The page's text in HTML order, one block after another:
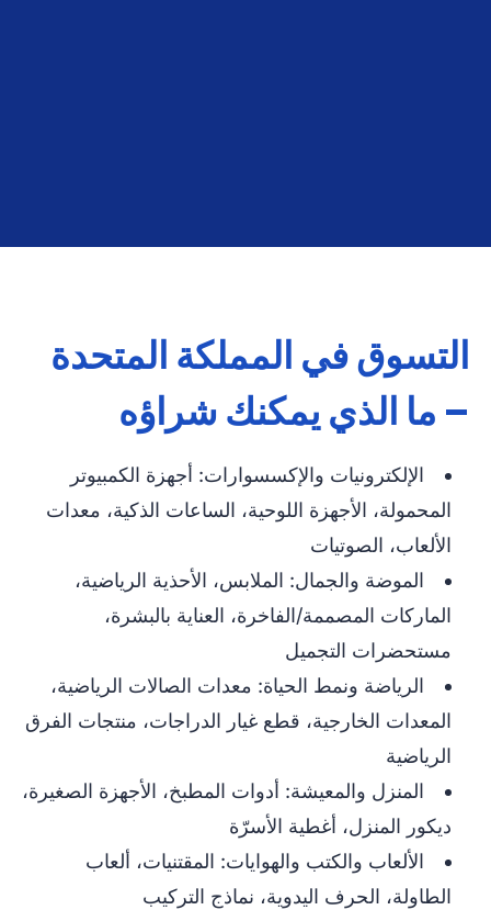
التسوق في المملكة المتحدة
– ما الذي يمكنك شراؤه
الإلكترونيات والإكسسوارات: أجهزة الكمبيوتر
المحمولة، الأجهزة اللوحية، الساعات الذكية، معدات
الألعاب، الصوتيات
الموضة والجمال: الملابس، الأحذية الرياضية،
الماركات المصممة/الفاخرة، العناية بالبشرة،
مستحضرات التجميل
الرياضة ونمط الحياة: معدات الصالات الرياضية،
المعدات الخارجية، قطع غيار الدراجات، منتجات الفرق
الرياضية
المنزل والمعيشة: أدوات المطبخ، الأجهزة الصغيرة،
ديكور المنزل، أغطية الأسرّة
الألعاب والكتب والهوايات: المقتنيات، ألعاب
الطاولة، الحرف اليدوية، نماذج التركيب